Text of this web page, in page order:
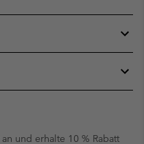
und erhalte 10 % Rabatt